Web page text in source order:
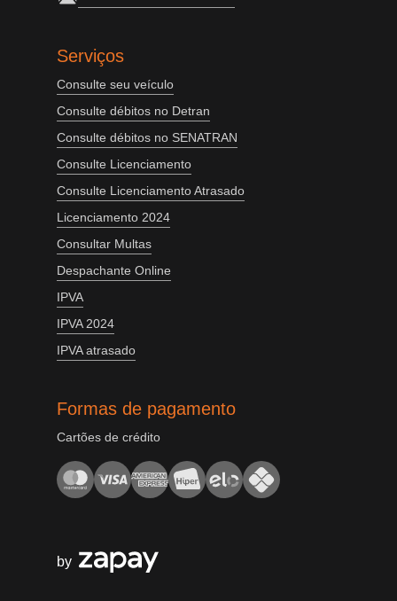
Serviços
Consulte seu veículo
Consulte débitos no Detran
Consulte débitos no SENATRAN
Consulte Licenciamento
Consulte Licenciamento Atrasado
Licenciamento 2024
Consultar Multas
Despachante Online
IPVA
IPVA 2024
IPVA atrasado
Formas de pagamento
Cartões de crédito
by